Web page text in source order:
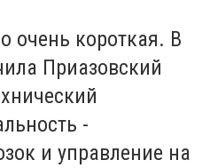
очень короткая. В
Приазовский
-
и управление на